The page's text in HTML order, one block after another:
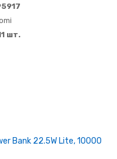
шт.
Bank 22.5W Lite, 10000